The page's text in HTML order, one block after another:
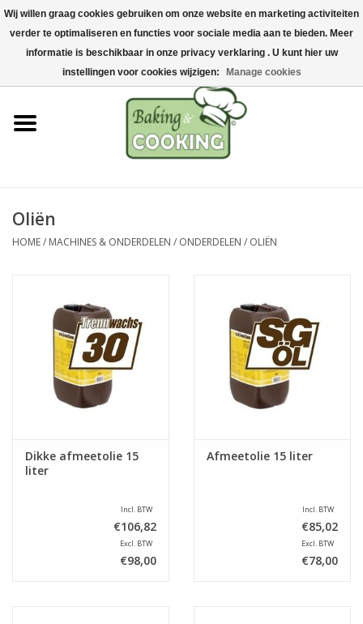
Home
Bak-& kookgerei
Machines & onderdelen
Chocolade & ijsbereiding
Hygiëne & opslag
Oliën
HOME/ MACHINES & ONDERDELEN / ONDERDELEN / OLIËN
Dikke afmeetolie 15
liter
Incl. BTW
€106,82
Excl. BTW
€98,00
Afmeetolie 15 liter
Incl. BTW
€85,02
Excl. BTW
€78,00
Wij willen graag cookies gebruiken om onze website en marketing activiteiten
verder te optimaliseren en functies voor sociale media aan te bieden. Meer
informatie is beschikbaar in onze privacy verklaring . U kunt hier uw
instellingen voor cookies wijzigen:
Manage cookies